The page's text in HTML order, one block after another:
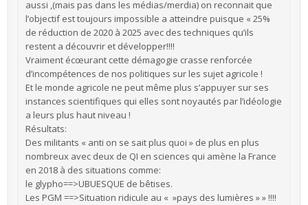
aussi ,(mais pas dans les médias/merdia) on reconnait que
l’objectif est toujours impossible a atteindre puisque « 25%
de réduction de 2020 à 2025 avec des techniques qu’ils
restent a découvrir et développer!!!!
Vraiment écœurant cette démagogie crasse renforcée
d’incompétences de nos politiques sur les sujet agricole !
Et le monde agricole ne peut même plus s’appuyer sur ses
instances scientifiques qui elles sont noyautés par l’idéologie
a leurs plus haut niveau !
Résultats:
Des militants « anti on se sait plus quoi » de plus en plus
nombreux avec deux de QI en sciences qui amène la France
en 2018 à des situations comme:
le glypho==>UBUESQUE de bêtises.
Les PGM ==>Situation ridicule au « »pays des lumières » » !!!!